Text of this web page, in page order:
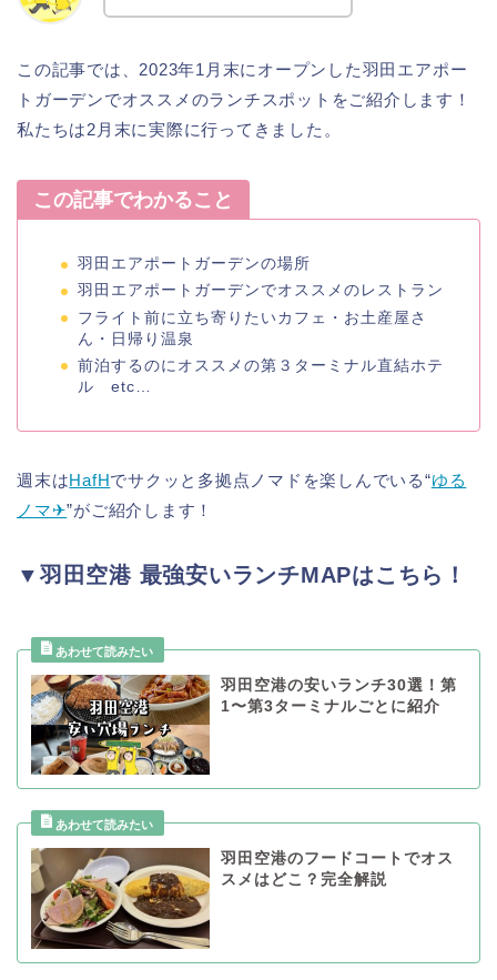
この記事では、2023年1月末にオープンした羽田エアポー
トガーデンでオススメのランチスポットをご紹介します！
私たちは2月末に実際に行ってきました。
この記事でわかること
羽田エアポートガーデンの場所
羽田エアポートガーデンでオススメのレストラン
フライト前に立ち寄りたいカフェ・お土産屋さ
ん・日帰り温泉
前泊するのにオススメの第３ターミナル直結ホテ
ル etc…
週末はHafHでサクッと多拠点ノマドを楽しんでいる“ゆる
ノマ✈︎”がご紹介します！
▼羽田空港 最強安いランチMAPはこちら！
羽田空港の安いランチ30選！第
1〜第3ターミナルごとに紹介
羽田空港のフードコートでオス
スメはどこ？完全解説